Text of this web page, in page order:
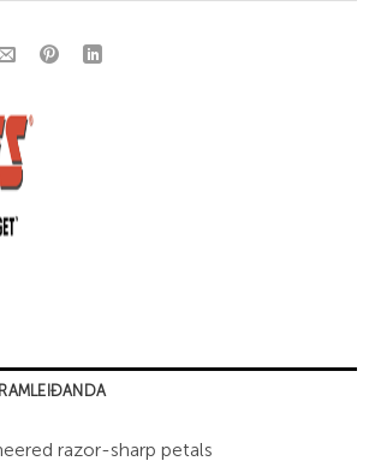
razor-sharp petals